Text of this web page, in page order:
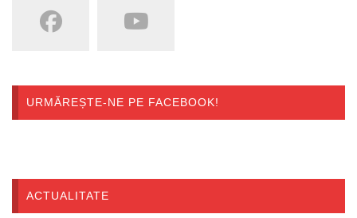
URMĂREȘTE-NE PE FACEBOOK!
ACTUALITATE